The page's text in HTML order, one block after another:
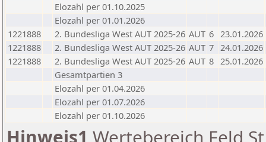
Elozahl per 01.10.2025
Elozahl per 01.01.2026
1221888
2. Bundesliga West AUT 2025-26 AUT 6 23.01.2026
1221888
2. Bundesliga West AUT 2025-26 AUT 7 24.01.2026
1221888
2. Bundesliga West AUT 2025-26 AUT 8 25.01.2026
Gesamtpartien 3
Elozahl per 01.04.2026
Elozahl per 01.07.2026
Elozahl per 01.10.2026
Hinweis1 Wertebereich Feld